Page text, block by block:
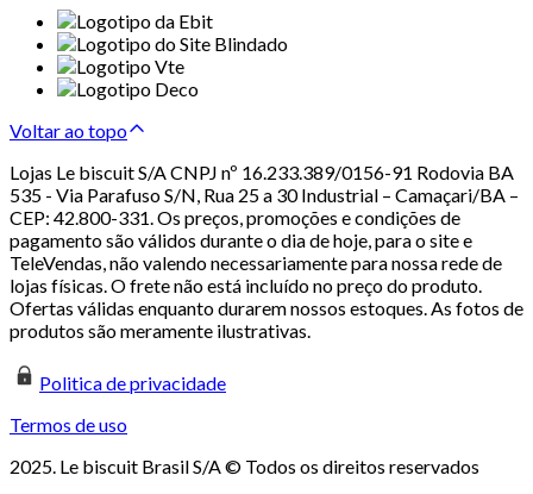
Voltar ao topo
Lojas Le biscuit S/A CNPJ nº 16.233.389/0156-91 Rodovia BA
535 - Via Parafuso S/N, Rua 25 a 30 Industrial – Camaçari/BA –
CEP: 42.800-331. Os preços, promoções e condições de
pagamento são válidos durante o dia de hoje, para o site e
TeleVendas, não valendo necessariamente para nossa rede de
lojas físicas. O frete não está incluído no preço do produto.
Ofertas válidas enquanto durarem nossos estoques. As fotos de
produtos são meramente ilustrativas.
Politica de privacidade
Termos de uso
2025. Le biscuit Brasil S/A © Todos os direitos reservados